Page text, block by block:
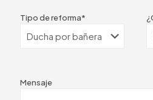
Tipo de reforma*
Mensaje